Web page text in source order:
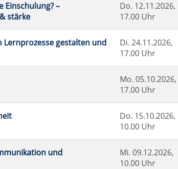
Einschulung? –
stärke
Do. 12.11.2026,
17.00 Uhr
Lernprozesse gestalten und
Di. 24.11.2026,
17.00 Uhr
Mo. 05.10.2026,
17.00 Uhr
Do. 15.10.2026,
10.00 Uhr
und
Mi. 09.12.2026,
10.00 Uhr